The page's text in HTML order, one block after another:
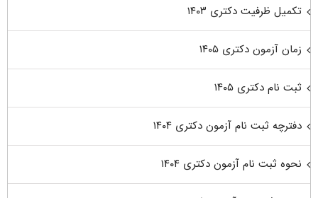
تکمیل ظرفیت دکتری ۱۴۰۳
زمان آزمون دکتری ۱۴۰۵
ثبت نام دکتری ۱۴۰۵
دفترچه ثبت نام آزمون دکتری ۱۴۰۴
نحوه ثبت نام آزمون دکتری ۱۴۰۴